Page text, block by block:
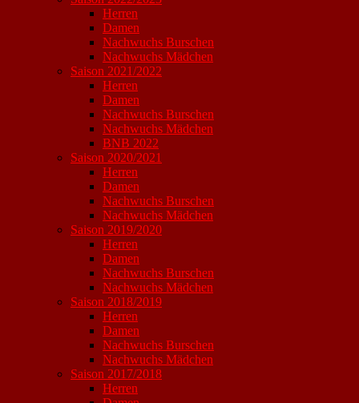
Herren
Damen
Nachwuchs Burschen
Nachwuchs Mädchen
Saison 2021/2022
Herren
Damen
Nachwuchs Burschen
Nachwuchs Mädchen
BNB 2022
Saison 2020/2021
Herren
Damen
Nachwuchs Burschen
Nachwuchs Mädchen
Saison 2019/2020
Herren
Damen
Nachwuchs Burschen
Nachwuchs Mädchen
Saison 2018/2019
Herren
Damen
Nachwuchs Burschen
Nachwuchs Mädchen
Saison 2017/2018
Herren